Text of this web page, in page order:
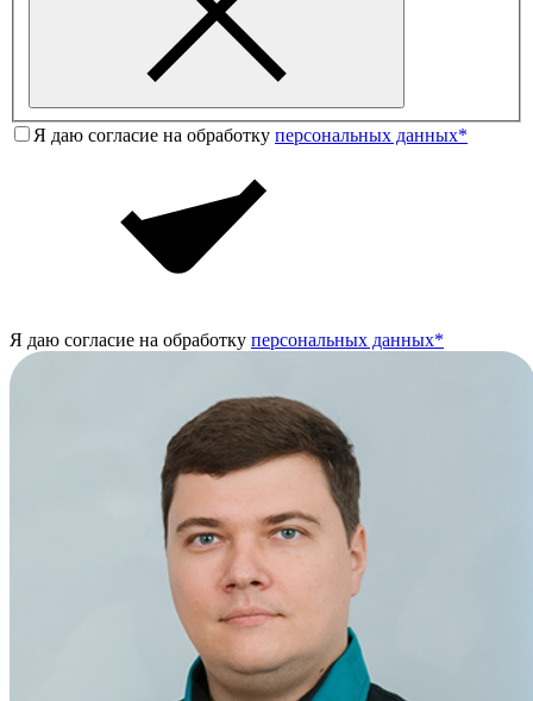
Я даю согласие на обработку персональных данных*
Я даю согласие на обработку персональных данных*